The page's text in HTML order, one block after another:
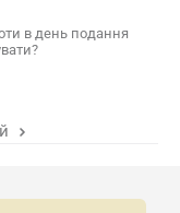
в день подання